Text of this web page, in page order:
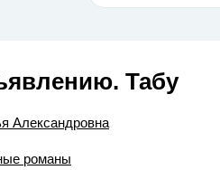
Табу
Александровна
романы